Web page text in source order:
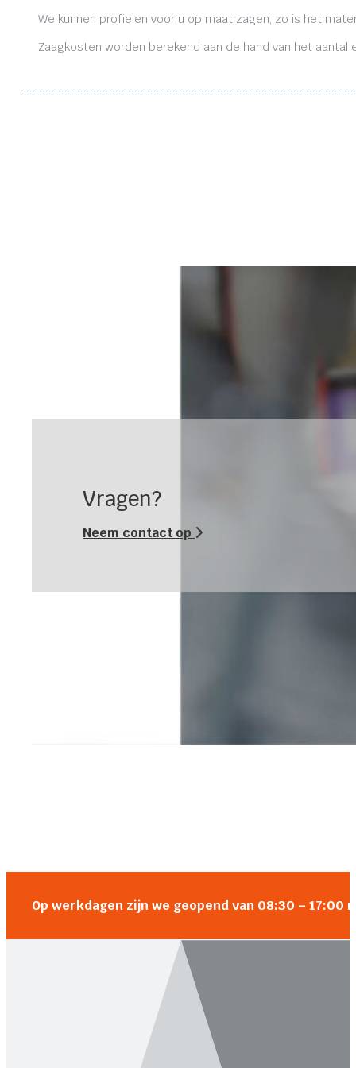
We kunnen profielen voor u op maat zagen, zo is het
Zaagkosten worden berekend aan de hand van het
Vragen?
Neem contact op
Op werkdagen zijn we geopend van 08:30 –